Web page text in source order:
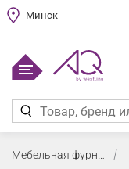
Минск